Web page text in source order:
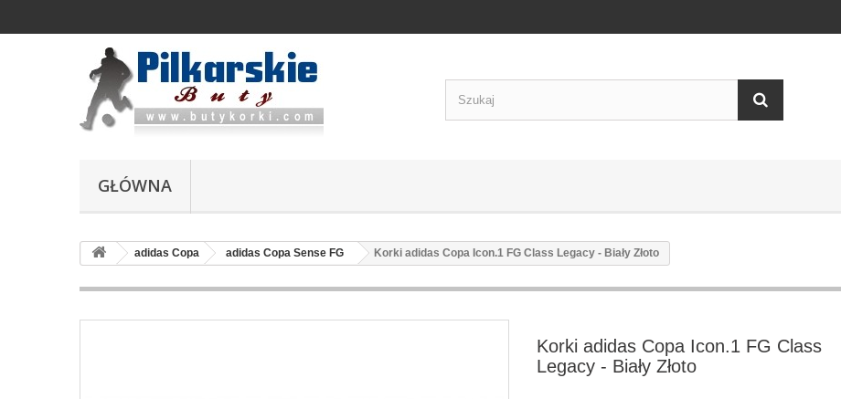
GŁÓWNA
adidas Copa adidas Copa Sense FG Korki adidas Copa Icon.1 FG Class Legacy - Biały Złoto
Korki adidas Copa Icon.1 FG Class
Legacy - Biały Złoto